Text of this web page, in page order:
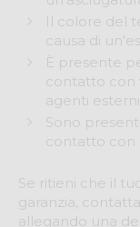
Il colore del
causa di
È presente
contatto con
agenti esterni.
Sono
contatto con
Se ritieni che il
garanzia,
allegando una